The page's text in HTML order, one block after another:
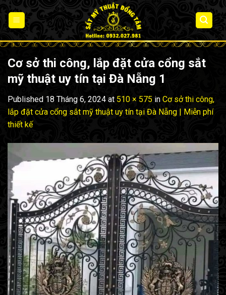
Skip
content
Cơ sở thi công, lắp đặt cửa cổng sắt
mỹ thuật uy tín tại Đà Nẵng 1
Published 18 Tháng 6, 2024 at 510 × 575 in Cơ sở thi công,
lắp đặt cửa cổng sắt mỹ thuật uy tín tại Đà Nẵng | Miễn phí
thiết kế